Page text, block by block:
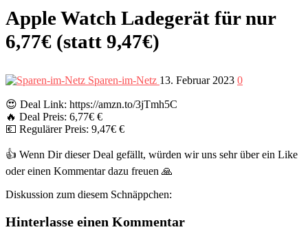
Apple Watch Ladegerät für nur
6,77€ (statt 9,47€)
Sparen-im-Netz 13. Februar 2023 0
😍 Deal Link: https://amzn.to/3jTmh5C
🔥 Deal Preis: 6,77€ €
💶 Regulärer Preis: 9,47€ €
👍 Wenn Dir dieser Deal gefällt, würden wir uns sehr über ein Like
oder einen Kommentar dazu freuen 🙏
Diskussion zum diesem Schnäppchen:
Hinterlasse einen Kommentar